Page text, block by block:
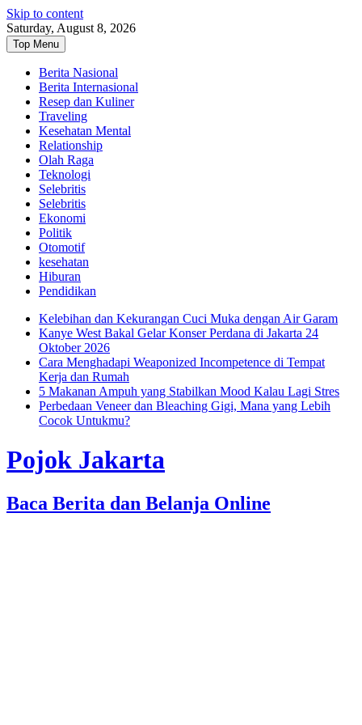
Skip to content
Saturday, August 8, 2026
Top Menu
Berita Nasional
Berita Internasional
Resep dan Kuliner
Traveling
Kesehatan Mental
Relationship
Olah Raga
Teknologi
Selebritis
Selebritis
Ekonomi
Politik
Otomotif
kesehatan
Hiburan
Pendidikan
Kelebihan dan Kekurangan Cuci Muka dengan Air Garam
Kanye West Bakal Gelar Konser Perdana di Jakarta 24
Oktober 2026
Cara Menghadapi Weaponized Incompetence di Tempat
Kerja dan Rumah
5 Makanan Ampuh yang Stabilkan Mood Kalau Lagi Stres
Perbedaan Veneer dan Bleaching Gigi, Mana yang Lebih
Cocok Untukmu?
Pojok Jakarta
Baca Berita dan Belanja Online